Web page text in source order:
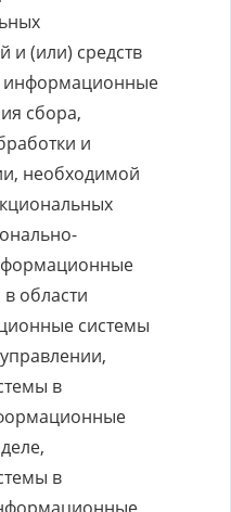
и (или) средств
информационные
сбора,
и
необходимой
области
системы
в
в